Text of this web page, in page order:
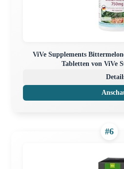
ViVe Supplements
Tabletten von ViVe
#6